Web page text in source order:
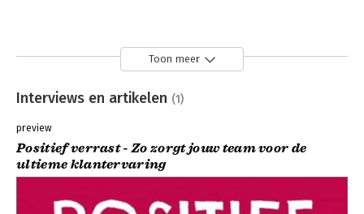
Toon meer
Interviews en artikelen (1)
preview
Positief verrast - Zo zorgt jouw team voor de
ultieme klantervaring